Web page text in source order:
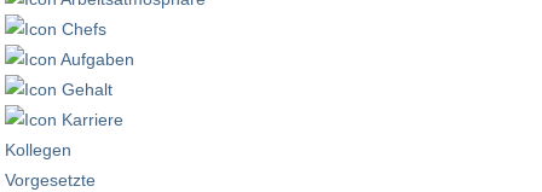
Kollegen
Vorgesetzte